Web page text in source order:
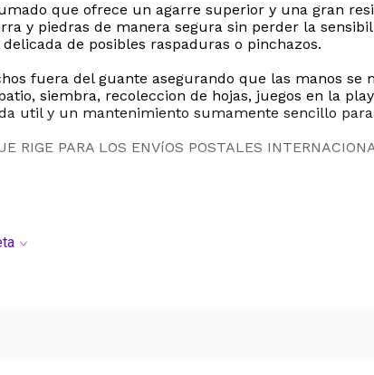
que ofrece un agarre superior y una gran
y piedras de manera segura sin perder la
de posibles raspaduras o pinchazos.
fuera del guante asegurando que las manos se
siembra, recoleccion de hojas, juegos en la
util y un mantenimiento sumamente sencillo
RIGE PARA LOS ENVíOS POSTALES